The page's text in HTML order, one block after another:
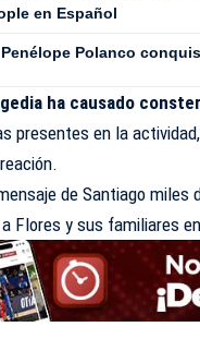
en Español
Penélope Polanco
ha causado
presentes en la
de Santiago miles
a Flores y sus familiares